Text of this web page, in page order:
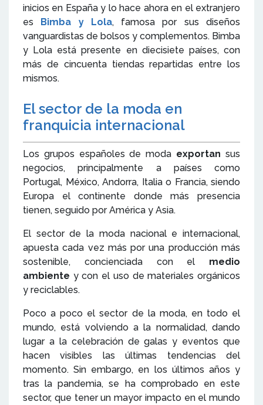
inicios en España y lo hace ahora en el extranjero
es Bimba y Lola, famosa por sus diseños
vanguardistas de bolsos y complementos. Bimba
y Lola está presente en diecisiete países, con
más de cincuenta tiendas repartidas entre los
mismos.
El sector de la moda en
franquicia internacional
Los grupos españoles de moda exportansus
negocios, principalmente a países como
Portugal, México, Andorra, Italia o Francia, siendo
Europa el continente donde más presencia
tienen, seguido por América y Asia.
El sector de la moda nacional e internacional,
apuesta cada vez más por una producción más
sostenible, concienciada con el medio
ambiente y con el uso de materiales orgánicos
y reciclables.
Poco a poco el sector de la moda, en todo el
mundo, está volviendo a la normalidad, dando
lugar a la celebración de galas y eventos que
hacen visibles las últimas tendencias del
momento. Sin embargo, en los últimos años y
tras la pandemia, se ha comprobado en este
sector, que tener un mayor impacto en el mundo